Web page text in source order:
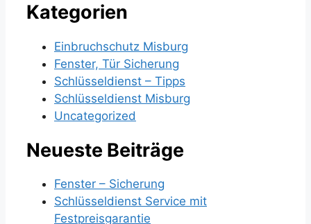
Kategorien
Einbruchschutz Misburg
Fenster, Tür Sicherung
Schlüsseldienst – Tipps
Schlüsseldienst Misburg
Uncategorized
Neueste Beiträge
Fenster – Sicherung
Schlüsseldienst Service mit
Festpreisgarantie